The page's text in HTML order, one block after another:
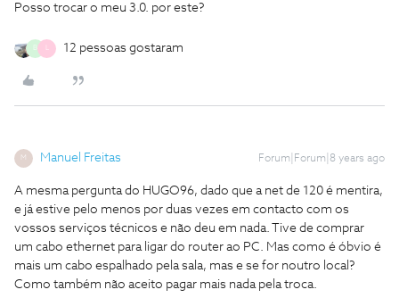
Posso trocar o meu 3.0. por este?
12 pessoas gostaram
M Manuel Freitas Forum|Forum|8 years ago
A mesma pergunta do HUGO96, dado que a net de 120 é mentira,
e já estive pelo menos por duas vezes em contacto com os
vossos serviços técnicos e não deu em nada. Tive de comprar
um cabo ethernet para ligar do router ao PC. Mas como é óbvio é
mais um cabo espalhado pela sala, mas e se for noutro local?
Como também não aceito pagar mais nada pela troca.